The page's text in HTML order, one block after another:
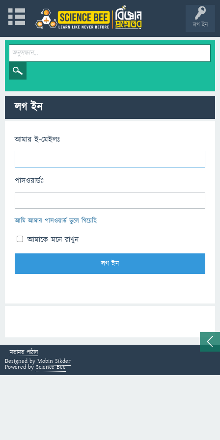
লগ ইন
লগ ইন
আমার ই-মেইলঃ
পাসওয়ার্ডঃ
আমি আমার পাসওয়ার্ড ভুলে গিয়েছি
আমাকে মনে রাখুন
মতামত পাঠান
Designed by Mobin Sikder
Powered by Science Bee